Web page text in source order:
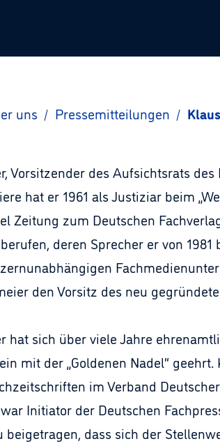
uns / Pressemitteilungen /
Vorsitzender des Aufsichtsrats
hat er 1961 als Justiziar beim
Zeitung zum Deutschen
deren Sprecher er von
den Vorsitz des neu
hat sich über viele Jahre
mit der „Goldenen Nadel“
im Verband
Initiator der Deutschen
dass sich der